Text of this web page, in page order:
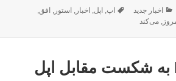
دسته‌ها
اخبار جدید برچسب‌ها
اپ‌, اپل, اخبار, استور, افق,
,می‌کند